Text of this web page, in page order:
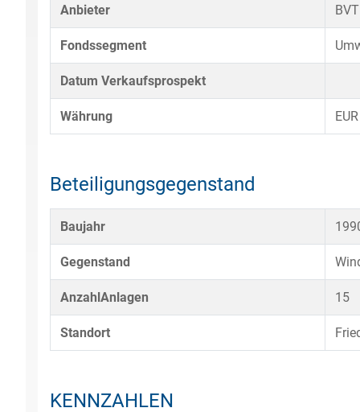
Anbieter BVT
Fondssegment
Datum Verkaufsprospekt
Währung EUR
Beteiligungsgegenstand
Baujahr
Gegenstand
AnzahlAnlagen 15
Standort
KENNZAHLEN